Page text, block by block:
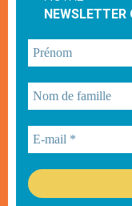
NEWSLETTER